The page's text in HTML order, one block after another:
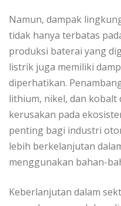
Namun, dampak
tidak hanya terbatas
produksi baterai yang
listrik juga memiliki
diperhatikan.
lithium, nikel, dan kobalt
kerusakan pada
penting bagi industri
lebih berkelanjutan
menggunakan bahan-
Keberlanjutan dalam